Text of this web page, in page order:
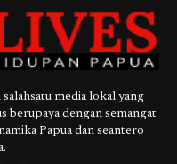
media lokal yang
berupaya dengan semangat
Papua dan seantero